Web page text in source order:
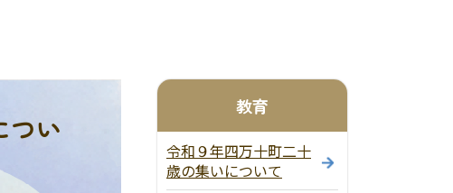
つい
教育
令和９年四万十町二十
歳の集いについて